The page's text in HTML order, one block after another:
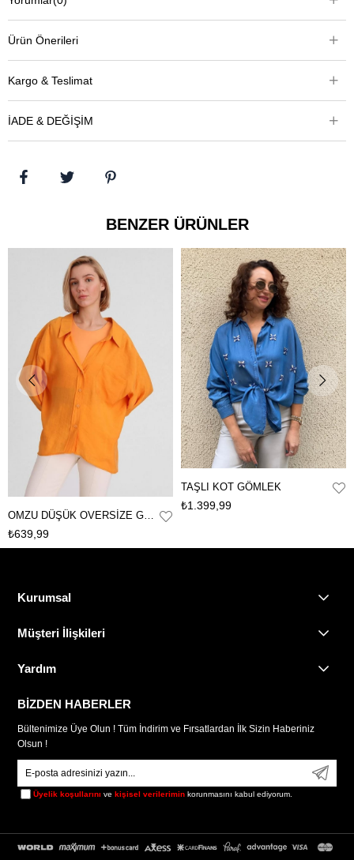
Ürün Önerileri
Kargo & Teslimat
İADE & DEĞİŞİM
BENZER ÜRÜNLER
₺639,99
TAŞLI KOT GÖMLEK
₺1.399,99
Kurumsal
Müşteri İlişkileri
Yardım
BİZDEN HABERLER
Bültenimize Üye Olun ! Tüm İndirim ve Fırsatlardan İlk Sizin Haberiniz
Olsun !
Üyelik koşullarını vekişisel verilerimin korunmasını kabul ediyorum.